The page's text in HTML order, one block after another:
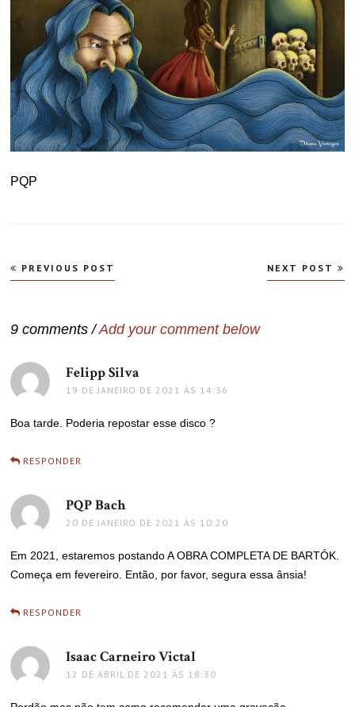
PQP
Navegação
de
PREVIOUS POST NEXT POST
9 comments /Add your comment below
Felipp Silva
19 DE JANEIRO DE 2021 ÀS 14:36
Boa tarde. Poderia repostar esse disco ?
RESPONDER
PQP Bachdisse:
20 DE JANEIRO DE 2021 ÀS 10:20
Em 2021, estaremos postando A OBRA COMPLETA DE BARTÓK.
Começa em fevereiro. Então, por favor, segura essa ânsia!
RESPONDER
Isaac Carneiro Victal
12 DE ABRIL DE 2021 ÀS 18:30